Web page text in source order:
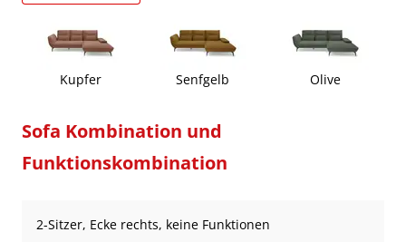
Kupfer Senfgelb Olive
Sofa Kombination und
Funktionskombination
2-Sitzer, Ecke rechts, keine Funktionen